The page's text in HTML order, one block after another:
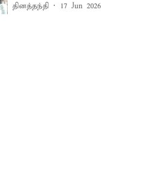
தினத்தந்தி 17 Jun 2026